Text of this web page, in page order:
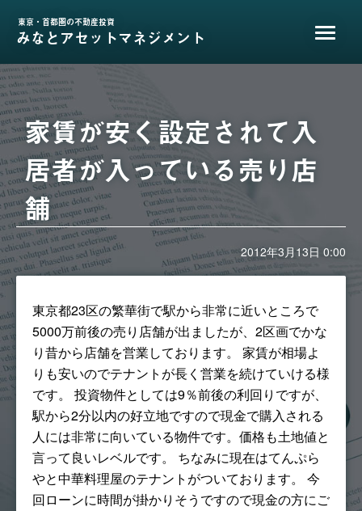
東京・首都圏の不動産投資
みなとアセットマネジメント
家賃が安く設定されて入
居者が入っている売り店
舗
2012年3月13日 0:00
東京都23区の繁華街で駅から非常に近いところで
5000万前後の売り店舗が出ましたが、2区画でかな
り昔から店舗を営業しております。 家賃が相場よ
りも安いのでテナントが長く営業を続けていける様
です。 投資物件としては9％前後の利回りですが、
駅から2分以内の好立地ですので現金で購入される
人には非常に向いている物件です。価格も土地値と
言って良いレベルです。 ちなみに現在はてんぷら
やと中華料理屋のテナントがついております。 今
回ローンに時間が掛かりそうですので現金の方にご